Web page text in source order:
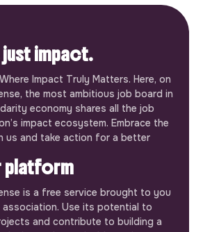
just impact.
Impact Truly Matters. Here, on
the most ambitious job board in
economy shares all the job
impact ecosystem. Embrace the
us and take action for a better
platform
is a free service brought to you
association. Use its potential to
and contribute to building a